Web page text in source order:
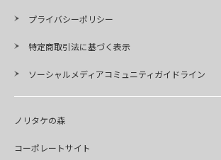
プライバシーポリシー
特定商取引法に基づく表示
ソーシャルメディアコミュニティガイドライン
ノリタケの森
コーポレートサイト